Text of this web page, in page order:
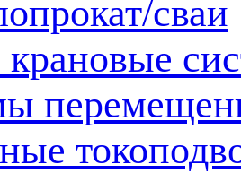
сваи
крановые